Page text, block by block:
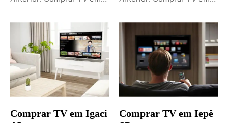
Conteúdo: Sobremesa de...
Comprar TV...
Comprar TV em Igaci
Comprar TV em Iepê